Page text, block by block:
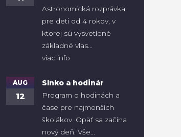
Astronomická rozprávka
pre deti od 4 rokov, v
ktorej sú vysvetlené
základné vlas...
viac info
AUG
12
Slnko a hodinár
Program o hodinách a
čase pre najmenších
školákov. Opäť sa začína
nový deň. Vše...